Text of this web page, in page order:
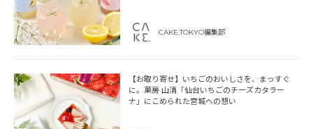
CAKE.TOKYO編集部
【お取り寄せ】いちごのおいしさを、まっすぐ
に。菓房 山清「仙台いちごのチーズカタラー
ナ」にこめられた宮城への想い